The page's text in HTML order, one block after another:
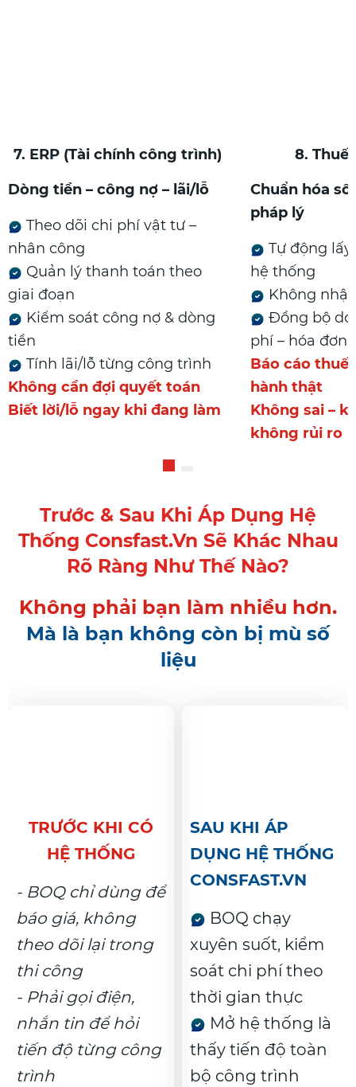
7. ERP (Tài chính công trình)
Dòng tiền – công nợ – lãi/lỗ
Theo dõi chi phí vật tư –
nhân công
Quản lý thanh toán theo
giai đoạn
Kiểm soát công nợ & dòng
tiền
Tính lãi/lỗ từng công trình
Không cần đợi quyết toán
Biết lời/lỗ ngay khi đang làm
8. Thuế
Chuẩn hóa
pháp lý
Tự động
hệ thống
Không
Đồng bộ
phí – hóa đơn
Báo cáo thuế
hành thật
Không sai –
không rủi ro
Trước & Sau Khi Áp Dụng Hệ
Thống Consfast.vn Sẽ Khác Nhau
Rõ Ràng Như Thế Nào?
Không phải bạn làm nhiều hơn.
Mà là bạn không còn bị mù số
liệu
TRƯỚC KHI CÓ
HỆ THỐNG
- BOQ chỉ dùng để
báo giá, không
theo dõi lại trong
thi công
- Phải gọi điện,
nhắn tin để hỏi
tiến độ từng công
trình
SAU KHI ÁP
DỤNG HỆ THỐNG
CONSFAST.VN
BOQ chạy
xuyên suốt, kiểm
soát chi phí theo
thời gian thực
Mở hệ thống là
thấy tiến độ toàn
bộ công trình